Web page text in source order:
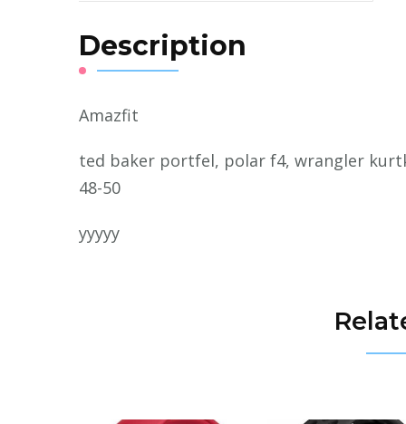
Description
Amazfit
ted baker portfel, polar f4, wrangler
48-50
yyyyy